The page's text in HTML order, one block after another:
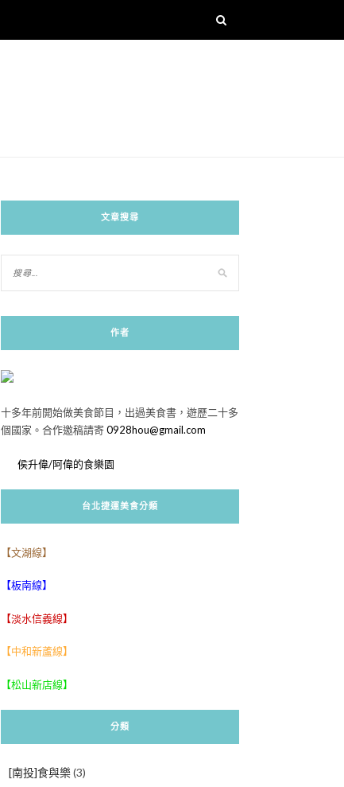
文章搜尋
作者
十多年前開始做美食節目，出過美食書，遊歷二十多
個國家。合作邀稿請寄0928hou@gmail.com
侯升偉/阿偉的食樂園
台北捷運美食分類
【文湖線】
【板南線】
【淡水信義線】
【中和新蘆線】
【松山新店線】
分類
[南投]食與樂(3)